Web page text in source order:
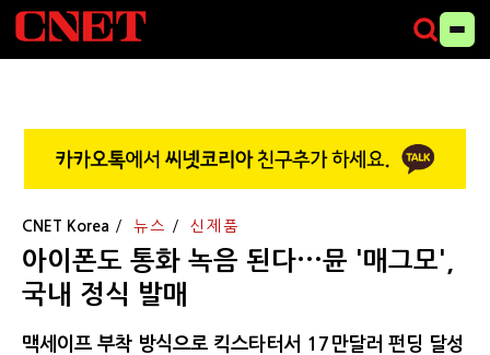
CNET Korea 뉴스 신제품
아이폰도 통화 녹음 된다···뮨 '매그모',
국내 정식 발매
맥세이프 부착 방식으로 킥스타터서 17만달러 펀딩 달성